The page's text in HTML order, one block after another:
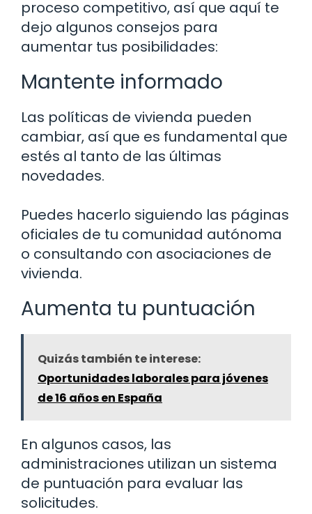
proceso competitivo, así que aquí te
dejo algunos consejos para
aumentar tus posibilidades:
Mantente informado
Las políticas de vivienda pueden
cambiar, así que es fundamental que
estés al tanto de las últimas
novedades.
Puedes hacerlo siguiendo las páginas
oficiales de tu comunidad autónoma
o consultando con asociaciones de
vivienda.
Aumenta tu puntuación
Quizás también te interese:
Oportunidades laborales para jóvenes
de 16 años en España
En algunos casos, las
administraciones utilizan un sistema
de puntuación para evaluar las
solicitudes.